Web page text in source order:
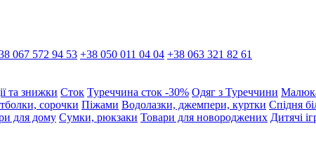
067 572 94 53 +38 050 011 04 04 +38 063 321 82 61
та знижки Сток Туреччина сток -30% Одяг з Туреччини
сорочки Піжами Водолазки, джемпери, куртки Спідня
для дому Сумки, рюкзаки Товари для новороджених Дитячі